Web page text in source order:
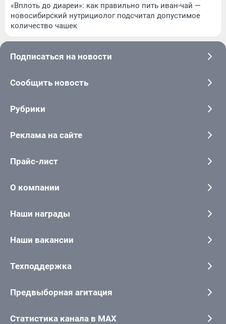
«Вплоть до диареи»: как правильно пить иван-чай —
новосибирский нутрициолог подсчитал допустимое
количество чашек
Подписаться на новости
Сообщить новость
Рубрики
Реклама на сайте
Прайс-лист
О компании
Наши награды
Наши вакансии
Техподдержка
Предвыборная агитация
Статистика канала в MAX